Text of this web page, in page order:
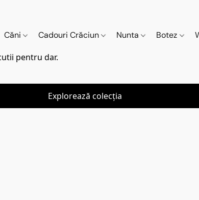
Căni Cadouri Crăciun Nunta Botez
pentru dar.
Explorează colecția